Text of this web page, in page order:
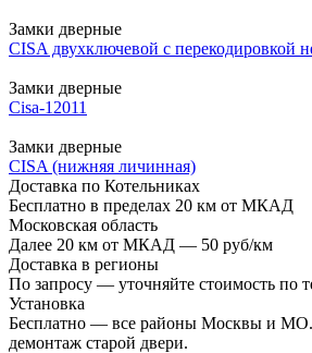
Замки дверные
CISA двухключевой с перекодировкой
Замки дверные
Cisa-12011
Замки дверные
CISA (нижняя личинная)
Доставка по Котельниках
Бесплатно в пределах 20 км от МКАД
Московская область
Далее 20 км от МКАД — 50 руб/км
Доставка в регионы
По запросу — уточняйте стоимость по
Установка
Бесплатно — все районы Москвы и
демонтаж старой двери.